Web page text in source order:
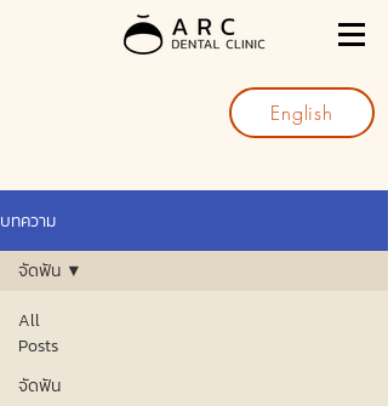
English
บทความ
All
Posts
จัดฟัน
จัดฟัน